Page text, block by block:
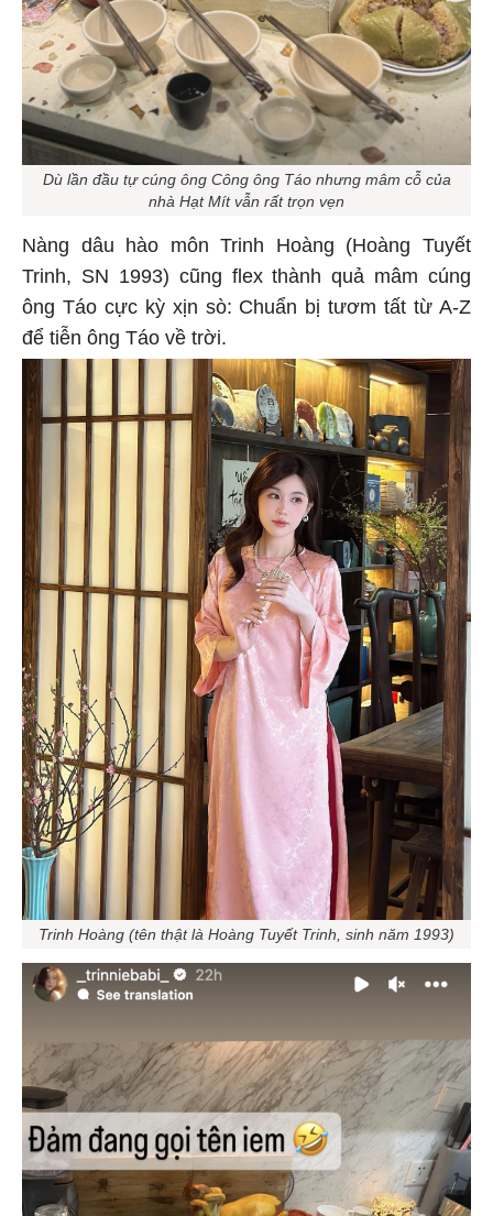
Dù lần đầu tự cúng ông Công ông Táo nhưng mâm cỗ của
nhà Hạt Mít vẫn rất trọn vẹn
Nàng dâu hào môn Trinh Hoàng (Hoàng Tuyết
Trinh, SN 1993) cũng flex thành quả mâm cúng
ông Táo cực kỳ xịn sò: Chuẩn bị tươm tất từ A-Z
để tiễn ông Táo về trời.
Trinh Hoàng (tên thật là Hoàng Tuyết Trinh, sinh năm 1993)